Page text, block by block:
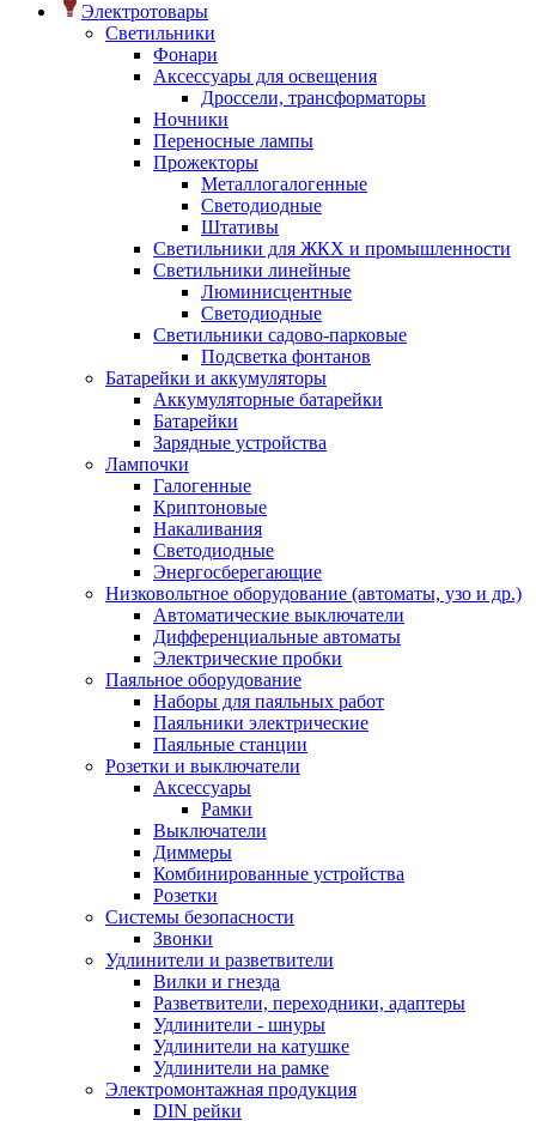
Электротовары
Светильники
Фонари
Аксессуары для освещения
Дроссели, трансформаторы
Ночники
Переносные лампы
Прожекторы
Металлогалогенные
Светодиодные
Штативы
Светильники для ЖКХ и промышленности
Светильники линейные
Люминисцентные
Светодиодные
Светильники садово-парковые
Подсветка фонтанов
Батарейки и аккумуляторы
Аккумуляторные батарейки
Батарейки
Зарядные устройства
Лампочки
Галогенные
Криптоновые
Накаливания
Светодиодные
Энергосберегающие
Низковольтное оборудование (автоматы, узо и др.)
Автоматические выключатели
Дифференциальные автоматы
Электрические пробки
Паяльное оборудование
Наборы для паяльных работ
Паяльники электрические
Паяльные станции
Розетки и выключатели
Аксессуары
Рамки
Выключатели
Диммеры
Комбинированные устройства
Розетки
Системы безопасности
Звонки
Удлинители и разветвители
Вилки и гнезда
Разветвители, переходники, адаптеры
Удлинители - шнуры
Удлинители на катушке
Удлинители на рамке
Электромонтажная продукция
DIN рейки